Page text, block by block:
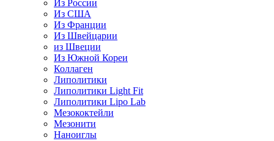
Из России
Из США
Из Франции
Из Швейцарии
из Швеции
Из Южной Кореи
Коллаген
Липолитики
Липолитики Light Fit
Липолитики Lipo Lab
Мезококтейли
Мезонити
Наноиглы